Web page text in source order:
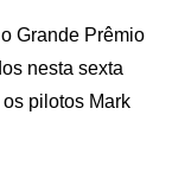
Grande Prêmio
nesta sexta
pilotos Mark